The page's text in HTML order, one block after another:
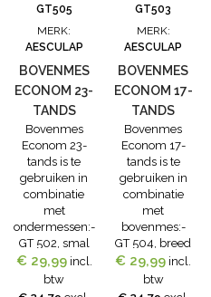
GT505
MERK:
AESCULAP
BOVENMES
ECONOM 23-
TANDS
Bovenmes
Econom 23-
tands is te
gebruiken in
combinatie
met
ondermessen:-
GT 502, smal
vertand, voor
paarden en
runderen(voor
€ 29,99 incl.
btw
GT503
MERK:
AESCULAP
BOVENMES
ECONOM 17-
TANDS
Bovenmes
Econom 17-
tands is te
gebruiken in
combinatie
met
bovenmes:-
GT 504, breed
vertand, Het
bovenmes
econom 17-
€ 29,99 incl.
btw